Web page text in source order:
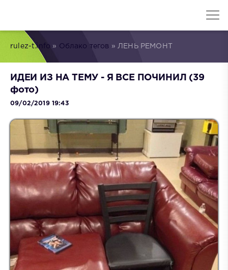
rulez-t.info » Облако тегов » ЛЕНЬ РЕМОНТ
ИДЕИ ИЗ НА ТЕМУ - Я ВСЕ ПОЧИНИЛ (39
фото)
09/02/2019 19:43